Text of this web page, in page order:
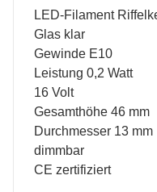
LED-Filament
Glas klar
Gewinde E10
Leistung 0,2 Watt
16 Volt
Gesamthöhe 46 mm
Durchmesser 13 mm
dimmbar
CE zertifiziert